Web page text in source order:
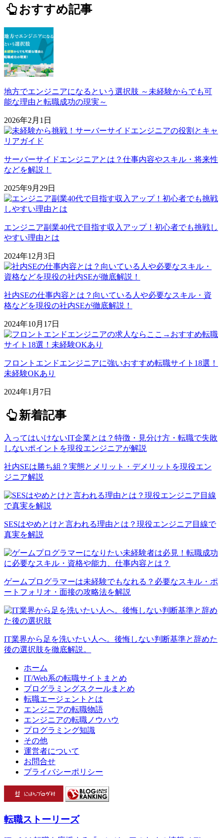
おすすめ記事
地方でエンジニアになるという選択肢 ～未経験からでも可
能な理由と転職成功の現実～
2026年2月1日
サーバーサイドエンジニアとは？仕事内容やスキル・将来性
などを解説！
2025年9月29日
エンジニア副業40代で目指す収入アップ！初心者でも挑戦し
やすい理由とは
2024年12月3日
社内SEの仕事内容とは？向いている人や必要なスキル・資
格などを現役の社内SEが徹底解説！
2024年10月17日
フロントエンドエンジニアに強いおすすめ転職サイト18選！
未経験OKあり
2024年1月7日
新着記事
入ってはいけないIT企業とは？特徴・見分け方・転職で失敗
しないポイントを現役エンジニアが解説
社内SEは勝ち組？実態とメリット・デメリットを現役エン
ジニア解説
SESはやめとけと言われる理由とは？現役エンジニア目線で
真実を解説
ゲームプログラマーは未経験でもなれる？必要なスキル・ポ
ートフォリオ・面接の攻略法を解説
IT業界から足を洗いたい人へ。後悔しない判断基準と辞めた
後の選択肢を徹底解説。
ホーム
IT/Web系の転職サイトまとめ
プログラミングスクールまとめ
転職エージェントとは
エンジニアの転職物語
エンジニアの転職ノウハウ
プログラミング知識
その他
運営者について
お問合せ
プライバシーポリシー
転職ストーリーズ